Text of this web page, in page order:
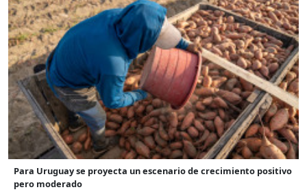
Para Uruguay se proyecta un escenario de crecimiento positivo
pero moderado